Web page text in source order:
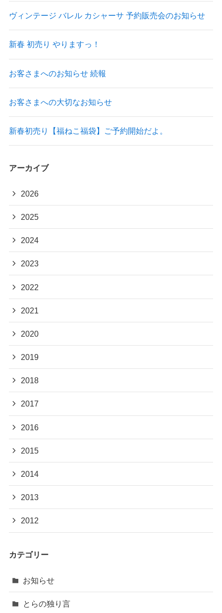
ヴィンテージ バレル カシャーサ 予約販売会のお知らせ
新春 初売り やりますっ！
お客さまへのお知らせ 続報
お客さまへの大切なお知らせ
新春初売り【福ねこ福袋】ご予約開始だよ。
アーカイブ
2026
2025
2024
2023
2022
2021
2020
2019
2018
2017
2016
2015
2014
2013
2012
カテゴリー
お知らせ
とらの独り言